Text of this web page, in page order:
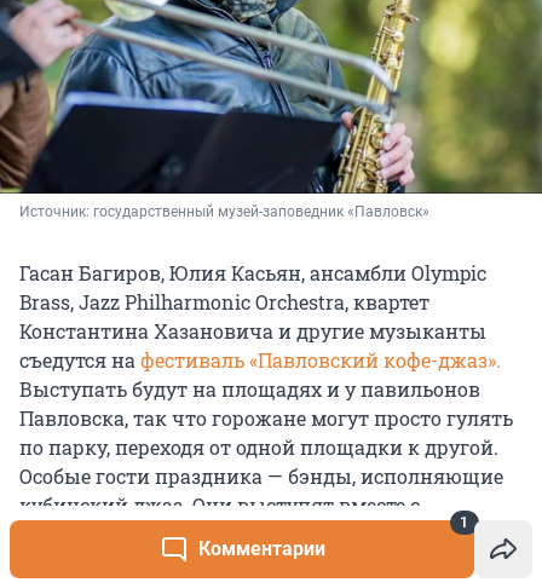
Комментарии
1
Источник: государственный музей-заповедник «Павловск»
Гасан Багиров, Юлия Касьян, ансамбли Olympic
Brass, Jazz Philharmonic Оrchestra, квартет
Константина Хазановича и другие музыканты
съедутся на фестиваль «Павловский кофе-джаз».
Выступать будут на площадях и у павильонов
Павловска, так что горожане могут просто гулять
по парку, переходя от одной площадки к другой.
Особые гости праздника — бэнды, исполняющие
кубинский джаз. Они выступят вместе с
известным перкуссионистом Йоелем Гонсалесом.
Он сам родом с Кубы.